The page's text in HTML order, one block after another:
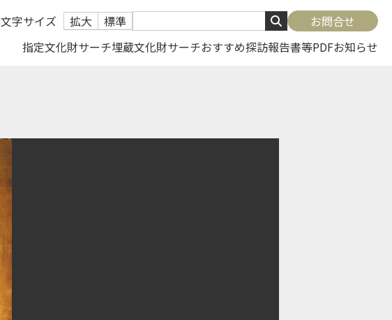
文字サイズ 拡大 標準
お問合せ
指定文化財サーチ埋蔵文化財サーチおすすめ探訪報告書等PDFお知らせ